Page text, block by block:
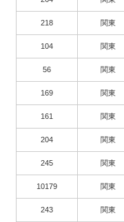
218 関東
104 関東
56 関東
169 関東
161 関東
204 関東
245 関東
10179 関東
243 関東